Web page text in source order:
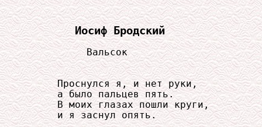
Иосиф Бродский
          Вальсок
     Проснулся я, и нет руки,
     а было пальцев пять.
     В моих глазах пошли круги,
     и я заснул опять.